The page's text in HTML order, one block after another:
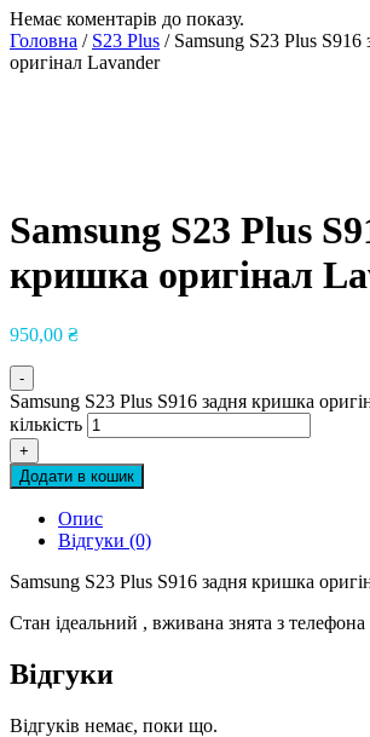
Немає коментарів до показу.
Головна / S23 Plus / Samsung S23 Plus S916
оригінал Lavander
Samsung S23 Plus
кришка оригінал
950,00 ₴
-
Samsung S23 Plus S916 задня кришка
кількість
+
Додати в кошик
Опис
Відгуки (0)
Samsung S23 Plus S916 задня кришка
Стан ідеальний , вживана знята з телефона
Відгуки
Відгуків немає, поки що.